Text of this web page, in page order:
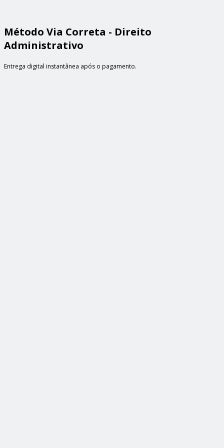
Método Via Correta - Direito
Administrativo
Entrega digital instantânea após o pagamento.